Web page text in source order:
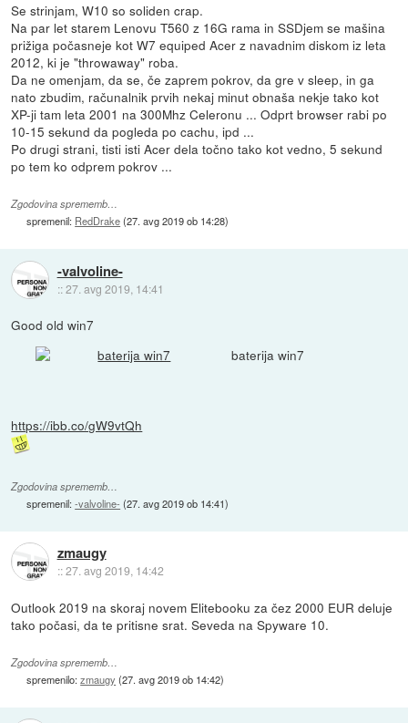
Se strinjam, W10 so soliden crap.
Na par let starem Lenovu T560 z 16G rama in SSDjem se mašina
prižiga počasneje kot W7 equiped Acer z navadnim diskom iz leta
2012, ki je "throwaway" roba.
Da ne omenjam, da se, če zaprem pokrov, da gre v sleep, in ga
nato zbudim, računalnik prvih nekaj minut obnaša nekje tako kot
XP-ji tam leta 2001 na 300Mhz Celeronu ... Odprt browser rabi po
10-15 sekund da pogleda po cachu, ipd ...
Po drugi strani, tisti isti Acer dela točno tako kot vedno, 5 sekund
po tem ko odprem pokrov ...
Zgodovina sprememb…
spremenil: RedDrake(27. avg 2019 ob 14:28)
-valvoline-
::27. avg 2019, 14:41
Good old win7
baterija win7
https://ibb.co/gW9vtQh
Zgodovina sprememb…
spremenil:-valvoline- (27. avg 2019 ob 14:41)
zmaugy
::27. avg 2019, 14:42
Outlook 2019 na skoraj novem Elitebooku za čez 2000 EUR deluje
tako počasi, da te pritisne srat. Seveda na Spyware 10.
Zgodovina sprememb…
spremenilo:zmaugy (27. avg 2019 ob 14:42)